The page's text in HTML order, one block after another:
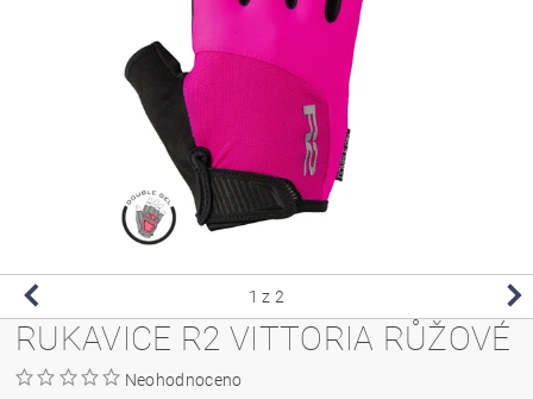
1 z 2
RUKAVICE R2 VITTORIA RŮŽOVÉ
Neohodnoceno